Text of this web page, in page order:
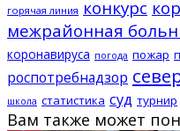
горячая линия конкурс
межрайонная
коронавируса погода пожар
роспотребнадзор
школа статистика суд турнир
Вам также может